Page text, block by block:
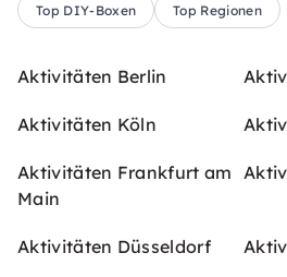
Top DIY-Boxen Top Regionen
Aktivitäten Berlin
Aktivitäten Köln
Aktivitäten Frankfurt am
Main
Aktivitäten Düsseldorf